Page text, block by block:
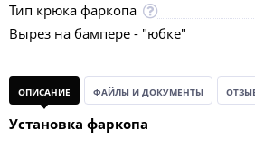
Тип крюка фаркопа
Вырез на бампере - "юбке"
ОПИСАНИЕ ФАЙЛЫ И ДОКУМЕНТЫ
Установка фаркопа